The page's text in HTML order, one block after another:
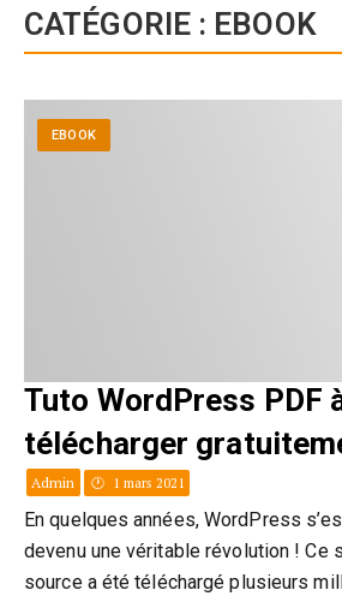
CATÉGORIE : EBOOK
EBOOK
Tuto WordPress PDF
télécharger
Admin 1 mars 2021
En quelques années, WordPress
devenu une véritable révolution ! Ce
source a été téléchargé plusieurs